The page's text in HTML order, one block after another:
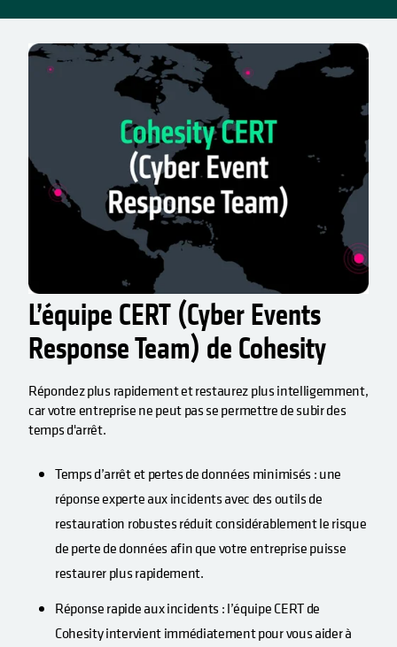
L’équipe CERT (Cyber Events
Response Team) de Cohesity
Répondez plus rapidement et restaurez plus intelligemment,
car votre entreprise ne peut pas se permettre de subir des
temps d'arrêt.
Temps d’arrêt et pertes de données minimisés : une
réponse experte aux incidents avec des outils de
restauration robustes réduit considérablement le risque
de perte de données afin que votre entreprise puisse
restaurer plus rapidement.
Réponse rapide aux incidents : l’équipe CERT de
Cohesity intervient immédiatement pour vous aider à
S’OUVRE DANS UN NOUVEL ONGLET